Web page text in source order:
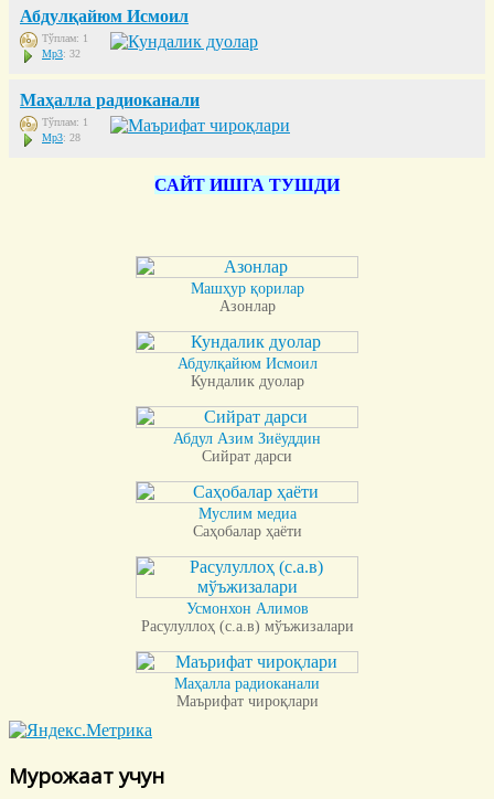
Абдулқайюм Исмоил
Тўплам: 1
Mp3: 32
Маҳалла радиоканали
Тўплам: 1
Mp3: 28
САЙТ ИШГА ТУШДИ
Машҳур қорилар
Азонлар
Абдулқайюм Исмоил
Кундалик дуолар
Абдул Азим Зиёуддин
Сийрат дарси
Муслим медиа
Саҳобалар ҳаёти
Усмонхон Алимов
Расулуллоҳ (с.а.в) мўъжизалари
Маҳалла радиоканали
Маърифат чироқлари
Мурожаат учун